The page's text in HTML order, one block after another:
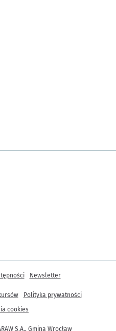
S.A., Gmina Wrocław
Newsletter
Polityka prywatności
cookies